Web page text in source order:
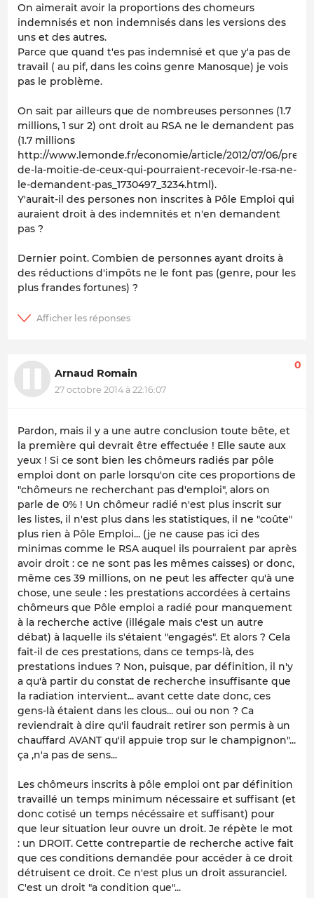
On aimerait avoir la proportions des chomeurs
indemnisés et non indemnisés dans les versions des
uns et des autres.
Parce que quand t'es pas indemnisé et que y'a pas de
travail ( au pif, dans les coins genre Manosque) je vois
pas le problème.
On sait par ailleurs que de nombreuses personnes (1.7
millions, 1 sur 2) ont droit au RSA ne le demandent pas
(1.7 millions
http://www.lemonde.fr/economie/article/2012/07/06/pres-
de-la-moitie-de-ceux-qui-pourraient-recevoir-le-rsa-ne-
le-demandent-pas_1730497_3234.html).
Y'aurait-il des persones non inscrites à Pôle Emploi qui
auraient droit à des indemnités et n'en demandent
pas ?
Dernier point. Combien de personnes ayant droits à
des réductions d'impôts ne le font pas (genre, pour les
plus frandes fortunes) ?
Arnaud Romain
27 octobre 2014 à 22:16:07
0
Pardon, mais il y a une autre conclusion toute bête, et
la première qui devrait être effectuée ! Elle saute aux
yeux ! Si ce sont bien les chômeurs radiés par pôle
emploi dont on parle lorsqu'on cite ces proportions de
"chômeurs ne recherchant pas d'emploi", alors on
parle de 0% ! Un chômeur radié n'est plus inscrit sur
les listes, il n'est plus dans les statistiques, il ne "coûte"
plus rien à Pôle Emploi... (je ne cause pas ici des
minimas comme le RSA auquel ils pourraient par après
avoir droit : ce ne sont pas les mêmes caisses) or donc,
même ces 39 millions, on ne peut les affecter qu'à une
chose, une seule : les prestations accordées à certains
chômeurs que Pôle emploi a radié pour manquement
à la recherche active (illégale mais c'est un autre
débat) à laquelle ils s'étaient "engagés". Et alors ? Cela
fait-il de ces prestations, dans ce temps-là, des
prestations indues ? Non, puisque, par définition, il n'y
a qu'à partir du constat de recherche insuffisante que
la radiation intervient... avant cette date donc, ces
gens-là étaient dans les clous... oui ou non ? Ca
reviendrait à dire qu'il faudrait retirer son permis à un
chauffard AVANT qu'il appuie trop sur le champignon"...
ça ,n'a pas de sens...
Les chômeurs inscrits à pôle emploi ont par définition
travaillé un temps minimum nécessaire et suffisant (et
donc cotisé un temps nécéssaire et suffisant) pour
que leur situation leur ouvre un droit. Je répète le mot
: un DROIT. Cette contrepartie de recherche active fait
que ces conditions demandée pour accéder à ce droit
détruisent ce droit. Ce n'est plus un droit assuranciel.
C'est un droit "a condition que"...